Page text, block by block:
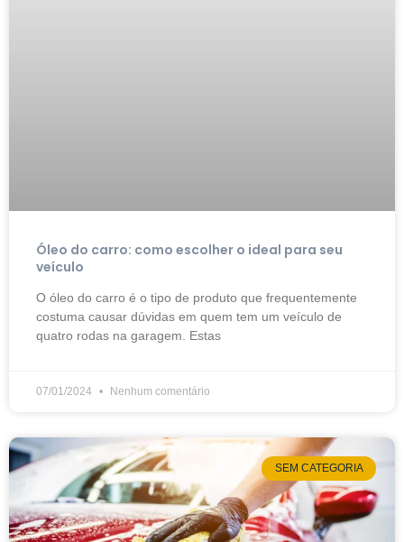
Óleo do carro: como escolher o ideal para seu
veículo
O óleo do carro é o tipo de produto que frequentemente
costuma causar dúvidas em quem tem um veículo de
quatro rodas na garagem. Estas
07/01/2024 Nenhum comentário
SEM CATEGORIA